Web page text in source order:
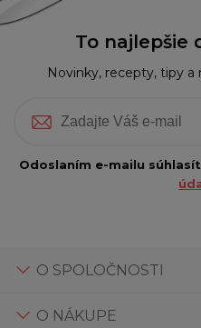
To najlepšie
Novinky, recepty, tipy a
Odoslaním e-mailu
O SPOLOČNOSTI
O NÁKUPE